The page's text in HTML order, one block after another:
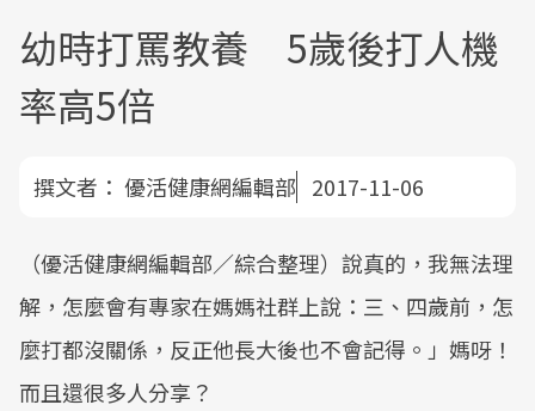
幼時打罵教養 5歲後打人機
率高5倍
撰文者： 優活健康網編輯部 2017-11-06
（優活健康網編輯部／綜合整理）說真的，我無法理
解，怎麼會有專家在媽媽社群上說：三、四歲前，怎
麼打都沒關係，反正他長大後也不會記得。」媽呀！
而且還很多人分享？